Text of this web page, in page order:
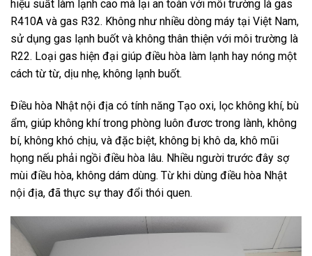
hiệu suất làm lạnh cao mà lại an toàn với môi trường là gas
R410A và gas R32. Không như nhiều dòng máy tại Việt Nam,
sử dụng gas lạnh buốt và không thân thiện với môi trường là
R22. Loại gas hiện đại giúp điều hòa làm lạnh hay nóng một
cách từ từ, dịu nhẹ, không lạnh buốt.
Điều hòa Nhật nội địa có tính năng Tạo oxi, lọc không khí, bù
ẩm, giúp không khí trong phòng luôn đươc trong lành, không
bí, không khó chịu, và đặc biệt, không bị khô da, khô mũi
họng nếu phải ngồi điều hòa lâu. Nhiều người trước đây sợ
mùi điều hòa, không dám dùng. Từ khi dùng điều hòa Nhật
nội địa, đã thực sự thay đổi thói quen.